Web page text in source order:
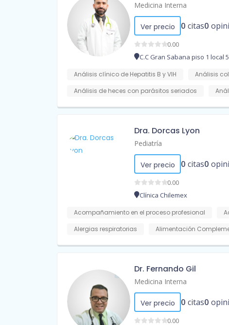
Medicina Interna
Ver precio 0 citas0
0.00
C.C Gran Sabana piso 1 local
Análisis clínico de Hepatitis B y VIH Análisis
Análisis de heces con parásitos seriados
Dra. Dorcas Lyon
Pediatría
Ver precio 0 citas0
0.00
Clínica Chilemex
Acompañamiento en el proceso profesional
Alergias respiratorias
Alimentación
Dr. Fernando Gil
Medicina Interna
Ver precio 0 citas0
0.00